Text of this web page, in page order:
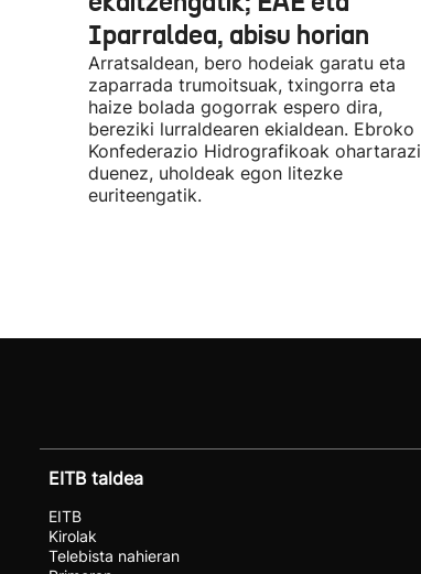
Iparraldea, abisu horian
Arratsaldean, bero hodeiak garatu eta
zaparrada trumoitsuak, txingorra eta
haize bolada gogorrak espero dira,
bereziki lurraldearen ekialdean. Ebroko
Konfederazio Hidrografikoak ohartarazi
duenez, uholdeak egon litezke
euriteengatik.
EITB taldea
EITB
Kirolak
Telebista nahieran